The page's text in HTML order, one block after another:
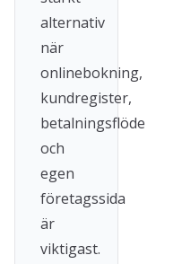
alternativ
när
onlinebokning,
kundregister,
betalningsflöde
och
egen
företagssida
är
viktigast.